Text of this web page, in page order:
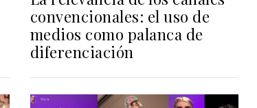
convencionales: el uso de
medios como palanca de
diferenciación